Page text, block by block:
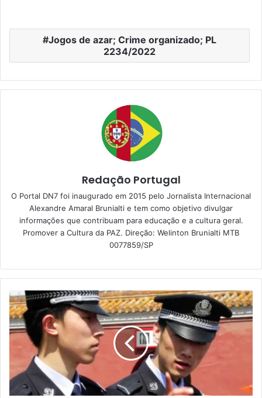
Jogos de azar; Crime organizado; PL
2234/2022
Redação Portugal
O Portal DN7 foi inaugurado em 2015 pelo Jornalista Internacional
Alexandre Amaral Brunialti e tem como objetivo divulgar
informações que contribuam para educação e a cultura geral.
Promover a Cultura da PAZ. Direção: Welinton Brunialti MTB
0077859/SP